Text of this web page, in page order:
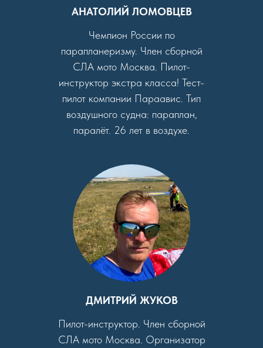
АНАТОЛИЙ ЛОМОВЦЕВ
Чемпион России по
парапланеризму. Член сборной
СЛА мото Москва. Пилот-
инструктор экстра класса! Тест-
пилот компании Параавис. Тип
воздушного судна: параплан,
паралёт. 26 лет в воздухе.
ДМИТРИЙ ЖУКОВ
Пилот-инструктор. Член сборной
СЛА мото Москва. Организатор